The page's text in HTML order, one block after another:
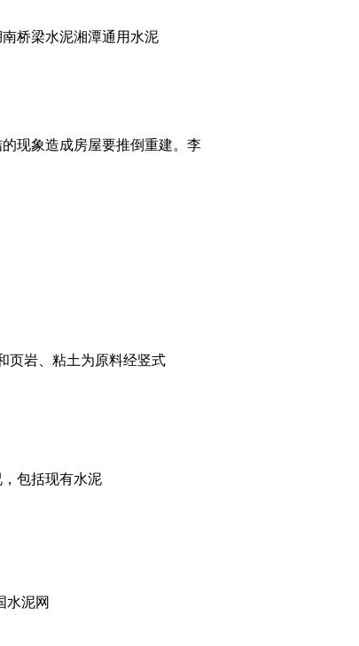
桥梁水泥湘潭通用水泥
现象造成房屋要推倒重建。李
页岩、粘土为原料经竖式
包括现有水泥
水泥网